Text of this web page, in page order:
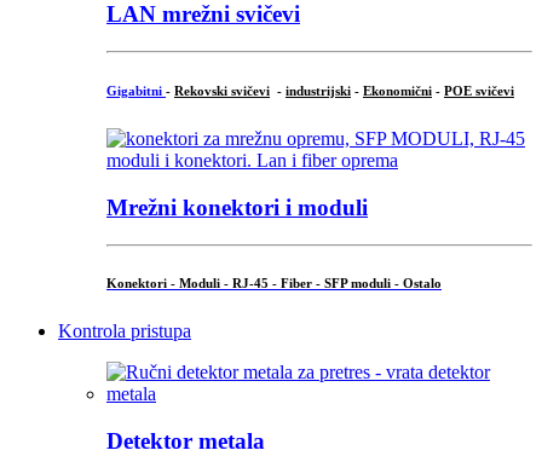
LAN mrežni svičevi
Gigabitni - Rekovski svičevi - industrijski - Ekonomični - POE svičevi
Mrežni konektori i moduli
Konektori - Moduli - RJ-45 - Fiber - SFP moduli - Ostalo
Kontrola pristupa
Detektor metala